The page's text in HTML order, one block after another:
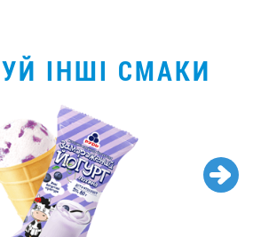
ІНШІ СМАКИ